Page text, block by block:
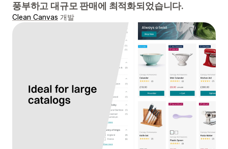
풍부하고 대규모 판매에 최적화되었습니다.
Clean Canvas 개발